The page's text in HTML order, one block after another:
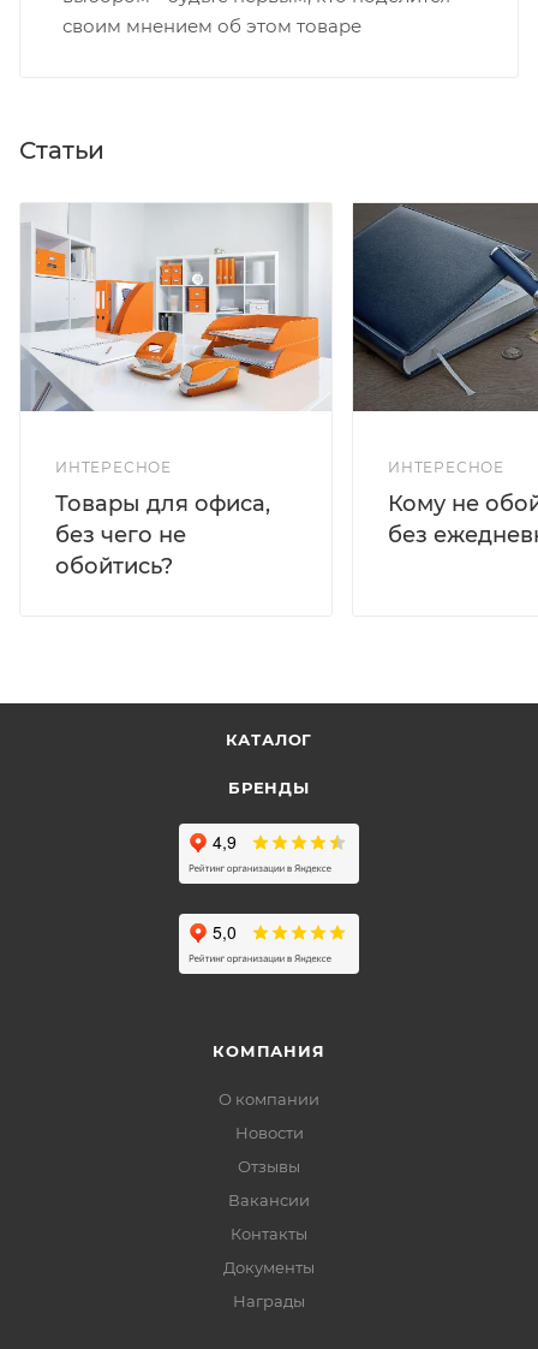
своим мнением об этом товаре
Статьи
ИНТЕРЕСНОЕ
Товары для офиса,
без чего не
обойтись?
ИНТЕРЕСНОЕ
Кому не
без
КАТАЛОГ
БРЕНДЫ
КОМПАНИЯ
О компании
Новости
Отзывы
Вакансии
Контакты
Документы
Награды